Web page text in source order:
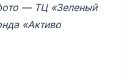
— ТЦ «Зеленый
«Активо